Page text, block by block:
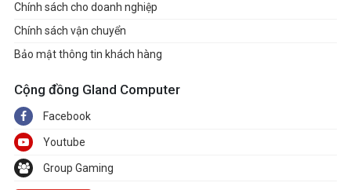
Chính sách cho doanh nghiệp
Chính sách vận chuyển
Bảo mật thông tin khách hàng
Cộng đồng Gland Computer
Facebook
Youtube
Group Gaming